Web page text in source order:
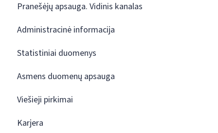
Pranešėjų apsauga. Vidinis kanalas
Administracinė informacija
Statistiniai duomenys
Asmens duomenų apsauga
Viešieji pirkimai
Karjera